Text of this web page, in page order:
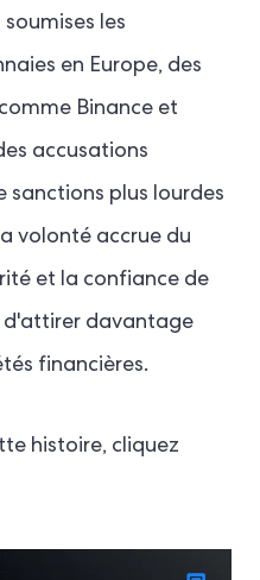
les
en Europe, des
Binance et
accusations
sanctions plus lourdes
volonté accrue du
et la confiance de
d'attirer davantage
financières.
histoire, cliquez